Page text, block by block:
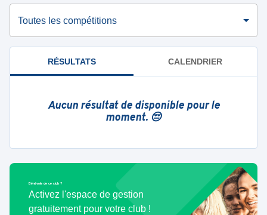
Toutes les compétitions
RÉSULTATS CALENDRIER
Aucun résultat de disponible pour le
moment. 😔
Bénévole de ce club ?
Activez l'espace de gestion
gratuitement pour votre club !